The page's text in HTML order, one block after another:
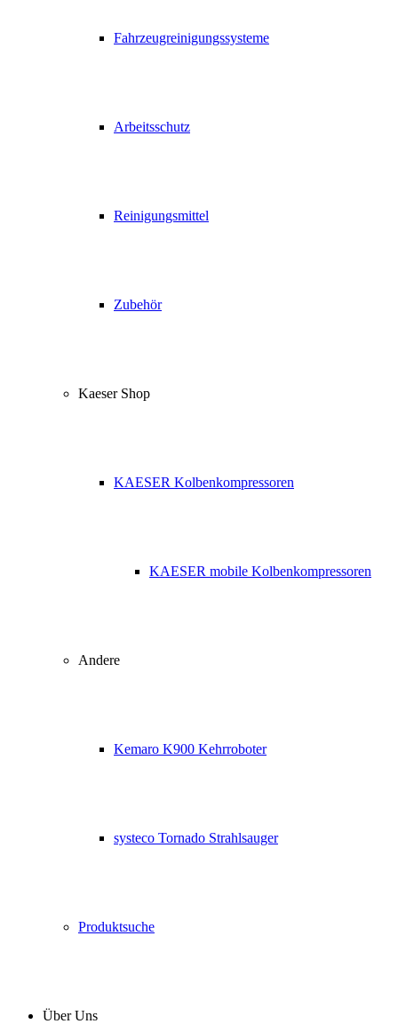
Fahrzeugreinigungssysteme
Arbeitsschutz
Reinigungsmittel
Zubehör
Kaeser Shop
KAESER Kolbenkompressoren
KAESER mobile Kolbenkompressoren
Andere
Kemaro K900 Kehrroboter
systeco Tornado Strahlsauger
Produktsuche
Über Uns